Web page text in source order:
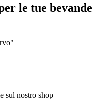
le tue bevande
sul nostro shop